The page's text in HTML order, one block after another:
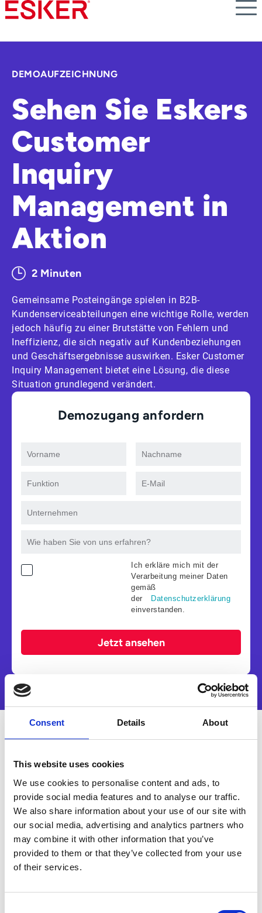
Consent Details About
This website uses cookies
We use cookies to personalise content and ads, to
provide social media features and to analyse our traffic.
We also share information about your use of our site with
our social media, advertising and analytics partners who
may combine it with other information that you’ve
provided to them or that they’ve collected from your use
of their services.
Skip
to
content
DEMOAUFZEICHNUNG
Sehen Sie Eskers
Customer
Inquiry
Management in
Aktion
2 Minuten
Gemeinsame Posteingänge spielen in B2B-
Kundenserviceabteilungen eine wichtige Rolle, werden
jedoch häufig zu einer Brutstätte von Fehlern und
Ineffizienz, die sich negativ auf Kundenbeziehungen
und Geschäftsergebnisse auswirken. Esker Customer
Inquiry Management bietet eine Lösung, die diese
Situation grundlegend verändert.
Demozugang anfordern
Ich erkläre mich mit der
Verarbeitung meiner Daten
gemäß
der
Datenschutzerklärung
einverstanden.
Jetzt ansehen
In dieser aufgezeichneten Demo erfahren
Sie, wie unsere GenAI-Technologie,
insbesondere Retrieval-Augmented
Generation (RAG), Kundenbetreuern dabei
helfen kann, Kunden mit einem einzigen
Klick zu antworten, so dass sie mehr Zeit
haben, eine bessere Customer Experience zu
darüber: